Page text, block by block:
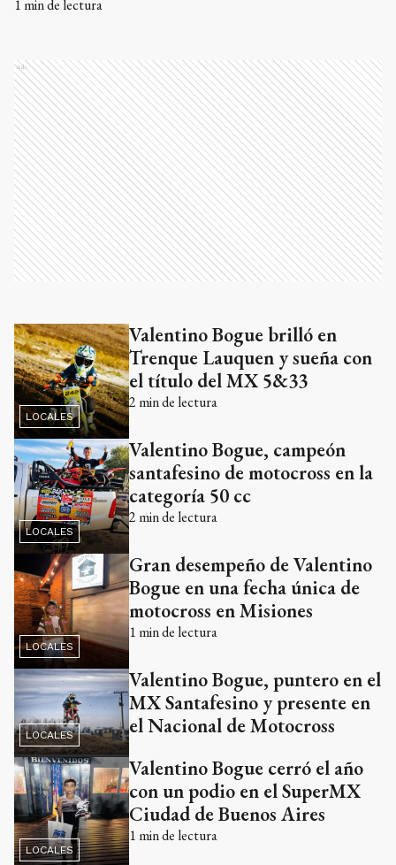
1 min de lectura
Ads
LOCALES
Valentino Bogue brilló en
Trenque Lauquen y sueña con
el título del MX 5&33
2 min de lectura
LOCALES
Valentino Bogue, campeón
santafesino de motocross en la
categoría 50 cc
2 min de lectura
LOCALES
Gran desempeño de Valentino
Bogue en una fecha única de
motocross en Misiones
1 min de lectura
LOCALES
Valentino Bogue, puntero en el
MX Santafesino y presente en
el Nacional de Motocross
LOCALES
Valentino Bogue cerró el año
con un podio en el SuperMX
Ciudad de Buenos Aires
1 min de lectura